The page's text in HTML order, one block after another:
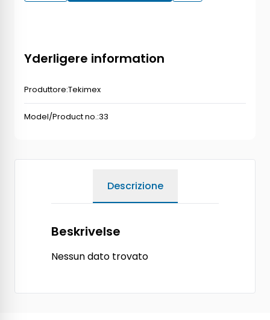
Yderligere information
Produttore:Tekimex
Model/Product no.:33
Descrizione
Beskrivelse
Nessun dato trovato